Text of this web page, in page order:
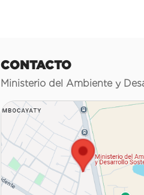
CONTACTO
Ministerio del Ambiente y